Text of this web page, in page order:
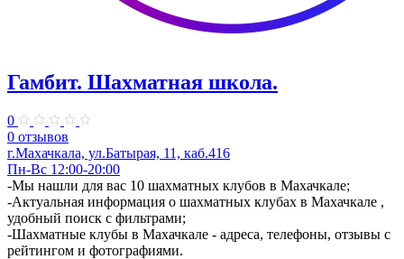
Гамбит. Шахматная школа.
0
0 отзывов
г.Махачкала, ул.​Батырая, 11, каб.416
Пн-Вс 12:00-20:00
-Мы нашли для вас 10 шахматных клубов в Махачкале;
-Актуальная информация о шахматных клубах в Махачкале ,
удобный поиск с фильтрами;
-Шахматные клубы в Махачкале - адреса, телефоны, отзывы с
рейтингом и фотографиями.